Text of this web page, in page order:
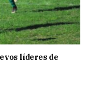
líderes de